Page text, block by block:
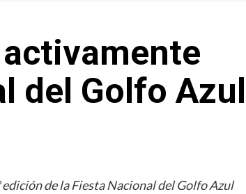
del Golfo Azul
de la Fiesta Nacional del Golfo Azul